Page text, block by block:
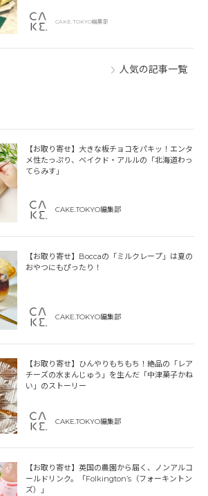
CAKE.TOKYO編集部
人気の記事一覧
【お取り寄せ】大きな板チョコをパキッ！エンタ
メ性たっぷり、ベイクド・アルルの「北海道わっ
てらみす」
CAKE.TOKYO編集部
【お取り寄せ】Boccaの「ミルクレープ」は夏の
おやつにもぴったり！
CAKE.TOKYO編集部
【お取り寄せ】ひんやりもちもち！絶品の「レア
チーズの水まんじゅう」を生んだ「中津菓子かね
い」のストーリー
CAKE.TOKYO編集部
【お取り寄せ】英国の農園から届く、ノンアルコ
ールドリンク。「Folkington’s（フォーキントン
ズ）」